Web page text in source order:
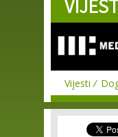
Vijesti